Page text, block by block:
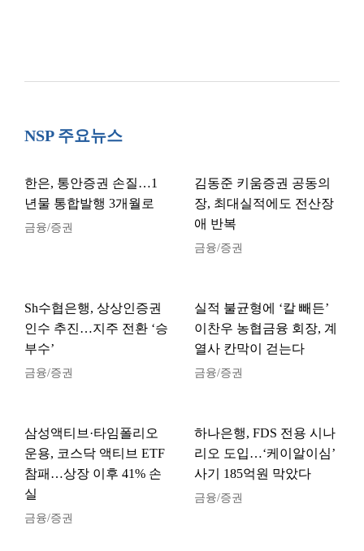
NSP 주요뉴스
한은, 통안증권 손질…1
년물 통합발행 3개월로
금융/증권
김동준 키움증권 공동의
장, 최대실적에도 전산장
애 반복
금융/증권
Sh수협은행, 상상인증권
인수 추진…지주 전환 ‘승
부수’
금융/증권
실적 불균형에 ‘칼 빼든’
이찬우 농협금융 회장, 계
열사 칸막이 걷는다
금융/증권
삼성액티브·타임폴리오
운용, 코스닥 액티브 ETF
참패…상장 이후 41% 손
실
금융/증권
하나은행, FDS 전용 시나
리오 도입…‘케이알이심’
사기 185억원 막았다
금융/증권